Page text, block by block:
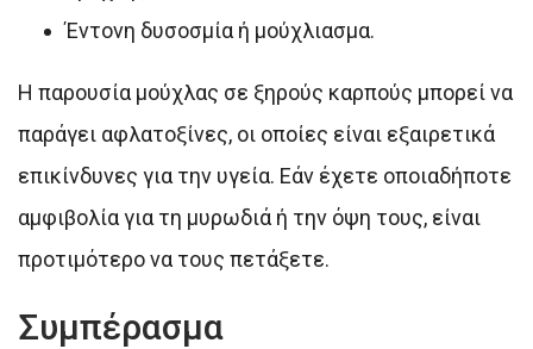
Έντονη δυσοσμία ή μούχλιασμα.
Η παρουσία μούχλας σε ξηρούς καρπούς μπορεί να
παράγει αφλατοξίνες, οι οποίες είναι εξαιρετικά
επικίνδυνες για την υγεία. Εάν έχετε οποιαδήποτε
αμφιβολία για τη μυρωδιά ή την όψη τους, είναι
προτιμότερο να τους πετάξετε.
Συμπέρασμα